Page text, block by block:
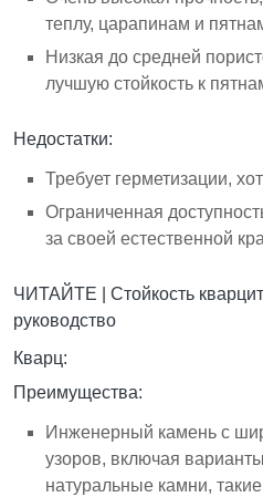
теплу, царапинам и
Низкая до средней
лучшую стойкость к
Недостатки:
Требует герметизации,
Ограниченная
за своей естественной
ЧИТАЙТЕ | Стойкость
руководство
Кварц:
Преимущества:
Инженерный камень с
узоров, включая
натуральные камни,